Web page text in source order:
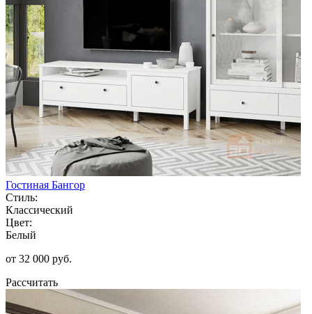
Гостиная Бангор
Стиль:
Классический
Цвет:
Белый
от 32 000 руб.
Рассчитать